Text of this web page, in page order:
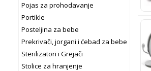
Pojas za prohodavanje
Portikle
Posteljina za bebe
Prekrivači, jorgani i ćebad za bebe
Sterilizatori i Grejači
Stolice za hranjenje